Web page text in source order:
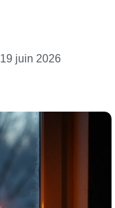
19 juin 2026